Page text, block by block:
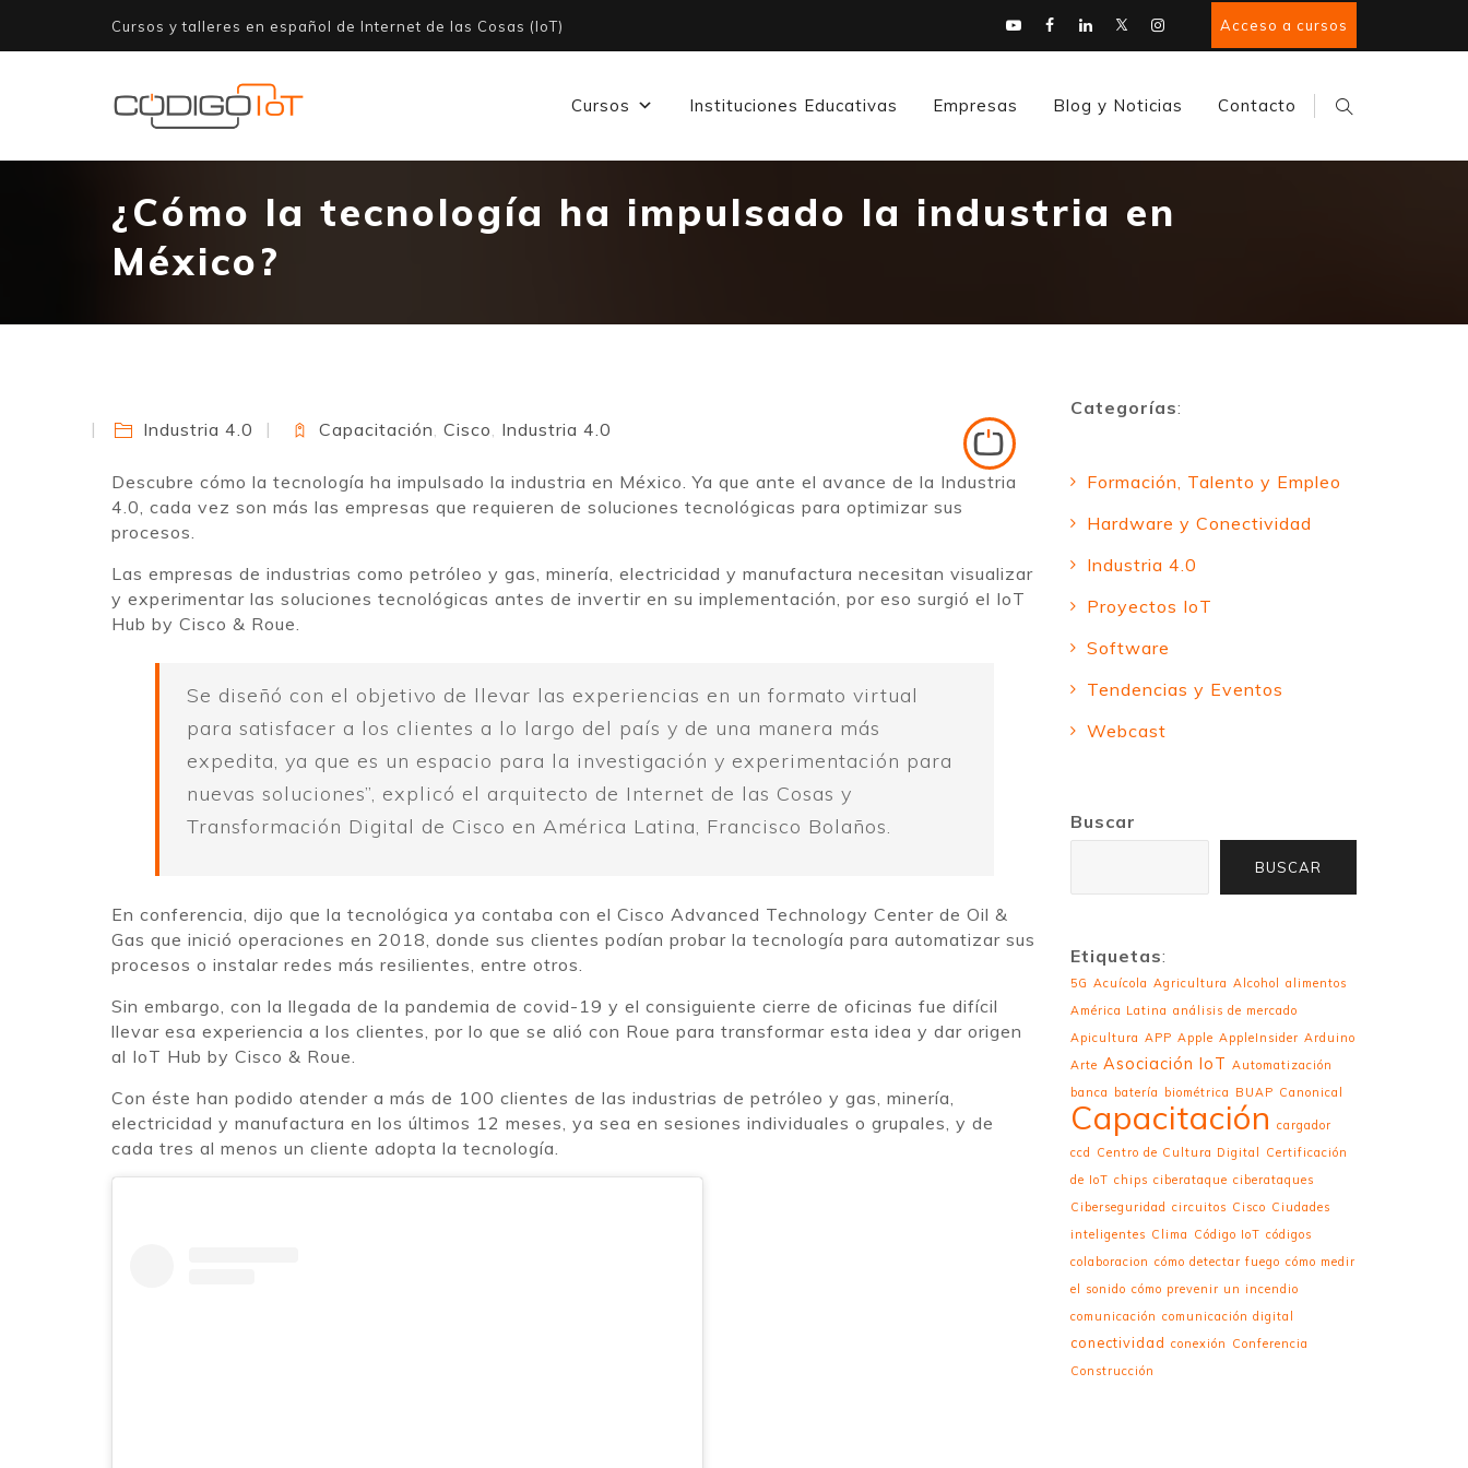
Cursos y talleres en español de Internet de las Cosas (IoT) Acceso a cursos
Cursos Instituciones Educativas Empresas Blog y Noticias Contacto
¿Cómo la tecnología ha impulsado la industria en
México?
Industria 4.0 Capacitación, Cisco, Industria 4.0
Descubre cómo la tecnología ha impulsado la industria en México. Ya que ante el avance de la Industria
4.0, cada vez son más las empresas que requieren de soluciones tecnológicas para optimizar sus
procesos.
Las empresas de industrias como petróleo y gas, minería, electricidad y manufactura necesitan visualizar
y experimentar las soluciones tecnológicas antes de invertir en su implementación, por eso surgió el IoT
Hub by Cisco & Roue.
Se diseñó con el objetivo de llevar las experiencias en un formato virtual
para satisfacer a los clientes a lo largo del país y de una manera más
expedita, ya que es un espacio para la investigación y experimentación para
nuevas soluciones”, explicó el arquitecto de Internet de las Cosas y
Transformación Digital de Cisco en América Latina, Francisco Bolaños.
En conferencia, dijo que la tecnológica ya contaba con el Cisco Advanced Technology Center de Oil &
Gas que inició operaciones en 2018, donde sus clientes podían probar la tecnología para automatizar sus
procesos o instalar redes más resilientes, entre otros.
Sin embargo, con la llegada de la pandemia de covid-19 y el consiguiente cierre de oficinas fue difícil
llevar esa experiencia a los clientes, por lo que se alió con Roue para transformar esta idea y dar origen
al IoT Hub by Cisco & Roue.
Con éste han podido atender a más de 100 clientes de las industrias de petróleo y gas, minería,
electricidad y manufactura en los últimos 12 meses, ya sea en sesiones individuales o grupales, y de
cada tres al menos un cliente adopta la tecnología.
Categorías:
Formación, Talento y Empleo
Hardware y Conectividad
Industria 4.0
Proyectos IoT
Software
Tendencias y Eventos
Webcast
Buscar
BUSCAR
Etiquetas:
5G Acuícola Agricultura Alcohol
alimentos
América Latina análisis de mercado
Apicultura APP Apple AppleInsider Arduino
Arte Asociación IoT Automatización
banca
batería biométrica BUAP Canonical
Capacitación cargador
ccd
Centro de Cultura Digital
Certificación
de IoT chips ciberataque ciberataques
Ciberseguridad circuitos Cisco Ciudades
inteligentes Clima Código IoT códigos
colaboracion cómo detectar fuego cómo medir
el sonido cómo prevenir un incendio
comunicación comunicación digital
conectividad conexión Conferencia
Construcción